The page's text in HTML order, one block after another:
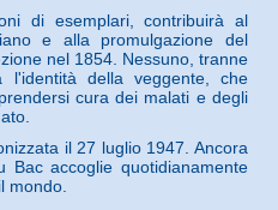
di esemplari, contribuirà al
e alla promulgazione del
nel 1854. Nessuno, tranne
l'identità della veggente, che
cura dei malati e degli
il 27 luglio 1947. Ancora
accoglie quotidianamente
mondo.